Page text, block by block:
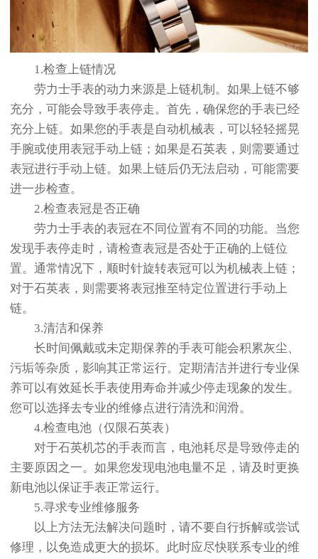
1.检查上链情况
劳力士手表的动力来源是上链机制。如果上链不够
充分，可能会导致手表停走。首先，确保您的手表已经
充分上链。如果您的手表是自动机械表，可以轻轻摇晃
手腕或使用表冠手动上链；如果是石英表，则需要通过
表冠进行手动上链。如果上链后仍无法启动，可能需要
进一步检查。
2.检查表冠是否正确
劳力士手表的表冠在不同位置有不同的功能。当您
发现手表停走时，请检查表冠是否处于正确的上链位
置。通常情况下，顺时针旋转表冠可以为机械表上链；
对于石英表，则需要将表冠推至特定位置进行手动上
链。
3.清洁和保养
长时间佩戴或未定期保养的手表可能会积累灰尘、
污垢等杂质，影响其正常运行。定期清洁并进行专业保
养可以有效延长手表使用寿命并减少停走现象的发生。
您可以选择去专业的维修点进行清洗和润滑。
4.检查电池（仅限石英表）
对于石英机芯的手表而言，电池耗尽是导致停走的
主要原因之一。如果您发现电池电量不足，请及时更换
新电池以保证手表正常运行。
5.寻求专业维修服务
以上方法无法解决问题时，请不要自行拆解或尝试
修理，以免造成更大的损坏。此时应尽快联系专业的维